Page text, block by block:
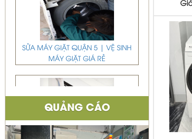
SỬA MÁY GIẶT QUẬN 5 | VỆ SINH
MÁY GIẶT GIÁ RẺ
DỊCH VỤ DI DỜI THÁO VÀ LẮP ĐẶT
QUẢNG CÁO